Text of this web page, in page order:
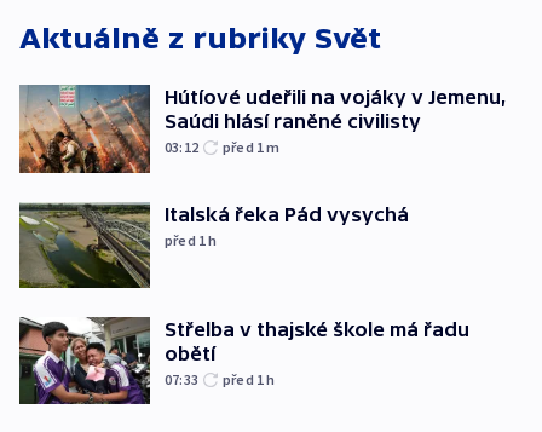
Aktuálně z rubriky Svět
Hútíové udeřili na vojáky v Jemenu,
Saúdi hlásí raněné civilisty
03:12 před 1m
Italská řeka Pád vysychá
před 1h
Střelba v thajské škole má řadu
obětí
07:33 před 1h